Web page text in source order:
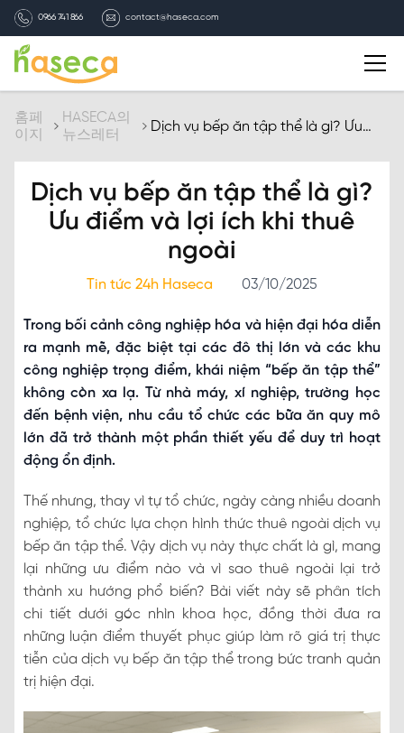
0966 741 866 contact@haseca.com
자기소개
HASECA 선택
서비스
채용
연락처
홈페
이지
HASECA의
뉴스레터
Dịch vụ bếp ăn tập thể là gì? Ưu
Dịch vụ bếp ăn tập thể là gì?
Ưu điểm và lợi ích khi thuê
ngoài
Tin tức 24h Haseca 03/10/2025
Trong bối cảnh công nghiệp hóa và hiện đại hóa diễn
ra mạnh mẽ, đặc biệt tại các đô thị lớn và các khu
công nghiệp trọng điểm, khái niệm “bếp ăn tập thể”
không còn xa lạ. Từ nhà máy, xí nghiệp, trường học
đến bệnh viện, nhu cầu tổ chức các bữa ăn quy mô
lớn đã trở thành một phần thiết yếu để duy trì hoạt
động ổn định.
Thế nhưng, thay vì tự tổ chức, ngày càng nhiều doanh
nghiệp, tổ chức lựa chọn hình thức thuê ngoài dịch vụ
bếp ăn tập thể. Vậy dịch vụ này thực chất là gì, mang
lại những ưu điểm nào và vì sao thuê ngoài lại trở
thành xu hướng phổ biến? Bài viết này sẽ phân tích
chi tiết dưới góc nhìn khoa học, đồng thời đưa ra
những luận điểm thuyết phục giúp làm rõ giá trị thực
tiễn của dịch vụ bếp ăn tập thể trong bức tranh quản
trị hiện đại.